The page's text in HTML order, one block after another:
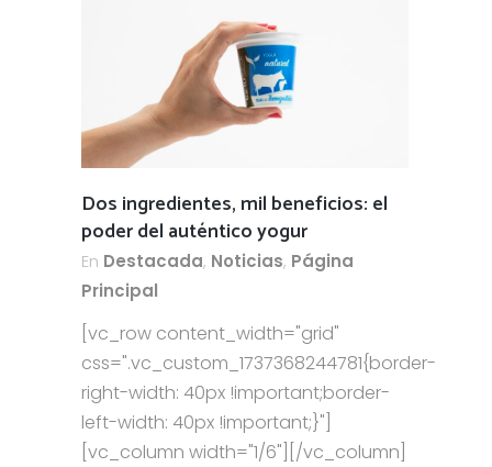
Dos ingredientes, mil beneficios: el
poder del auténtico yogur
En Destacada, Noticias, Página
Principal
[vc_row content_width="grid"
css=".vc_custom_1737368244781{border-
right-width: 40px !important;border-
left-width: 40px !important;}"]
[vc_column width="1/6"][/vc_column]